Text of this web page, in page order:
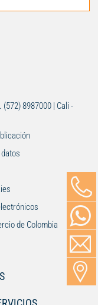
8987000 | Cali -
de Colombia